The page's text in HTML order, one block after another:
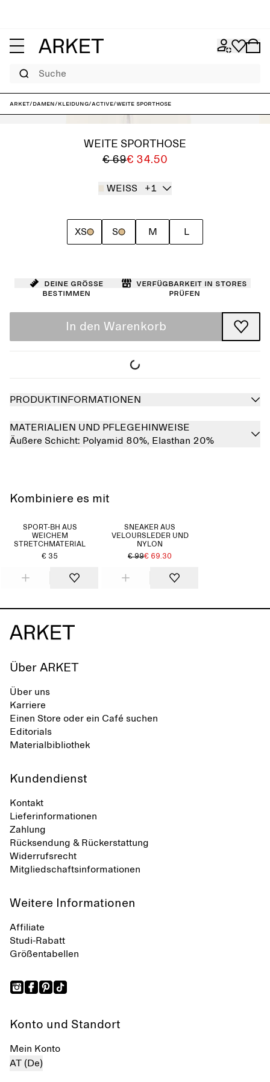
Suche
ARKET/Damen/Kleidung/Active/Weite Sporthose
WEITE SPORTHOSE
€ 69€ 34.50
WEISS +1
XS S M L
Deine Größe
bestimmen
Verfügbarkeit in Stores
prüfen
In den Warenkorb
PRODUKTINFORMATIONEN
MATERIALIEN UND PFLEGEHINWEISE
Äußere Schicht: Polyamid 80%, Elasthan 20%
Kombiniere es mit
SPORT-BH AUS
WEICHEM
STRETCHMATERIAL
€ 35
SNEAKER AUS
VELOURSLEDER UND
NYLON
€ 99€ 69.30
Über ARKET
Über uns
Karriere
Einen Store oder ein Café suchen
Editorials
Materialbibliothek
Kundendienst
Kontakt
Lieferinformationen
Zahlung
Rücksendung & Rückerstattung
Widerrufsrecht
Mitgliedschaftsinformationen
Weitere Informationen
Affiliate
Studi-Rabatt
Größentabellen
Konto und Standort
Mein Konto
AT (De)